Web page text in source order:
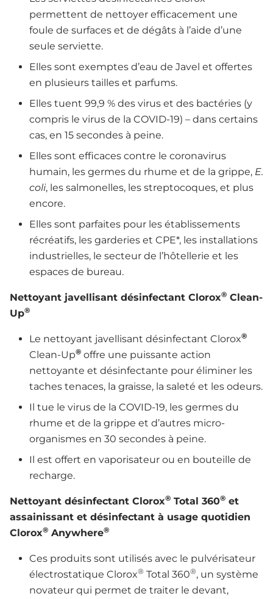
permettent de nettoyer efficacement une
foule de surfaces et de dégâts à l’aide d’une
seule serviette.
Elles sont exemptes d’eau de Javel et offertes
en plusieurs tailles et parfums.
Elles tuent 99,9 % des virus et des bactéries (y
compris le virus de la COVID-19) – dans certains
cas, en 15 secondes à peine.
Elles sont efficaces contre le coronavirus
humain, les germes du rhume et de la grippe, E.
coli, les salmonelles, les streptocoques, et plus
encore.
Elles sont parfaites pour les établissements
récréatifs, les garderies et CPE*, les installations
industrielles, le secteur de l’hôtellerie et les
espaces de bureau.
Nettoyant javellisant désinfectant Clorox® Clean-
Up®
Le nettoyant javellisant désinfectant Clorox®
Clean-Up® offre une puissante action
nettoyante et désinfectante pour éliminer les
taches tenaces, la graisse, la saleté et les odeurs.
Il tue le virus de la COVID-19, les germes du
rhume et de la grippe et d’autres micro-
organismes en 30 secondes à peine.
Il est offert en vaporisateur ou en bouteille de
recharge.
Nettoyant désinfectant Clorox® Total 360® et
assainissant et désinfectant à usage quotidien
Clorox® Anywhere®
Ces produits sont utilisés avec le pulvérisateur
électrostatique Clorox® Total 360®, un système
novateur qui permet de traiter le devant,